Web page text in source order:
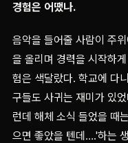
경험은 어땠나.
음악을 들어줄 사람이 주
을 올리며 경력을 시작하
험은 색달랐다. 학교에 다
구들도 사귀는 재미가 있
런데 해체 소식 들었을 때
으면 좋았을 텐데….'하는